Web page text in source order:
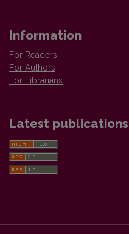
Information
For Readers
For Authors
For Librarians
Latest publications